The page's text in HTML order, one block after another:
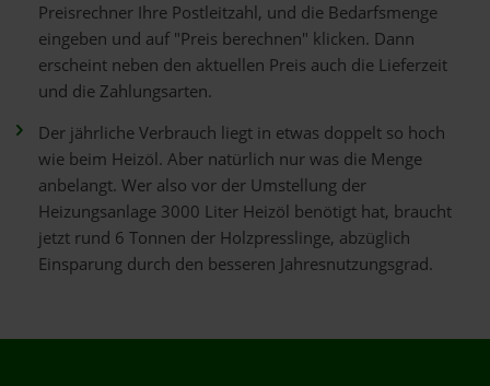
Preisrechner Ihre Postleitzahl, und die Bedarfsmenge
eingeben und auf "Preis berechnen" klicken. Dann
erscheint neben den aktuellen Preis auch die Lieferzeit
und die Zahlungsarten.
Der jährliche Verbrauch liegt in etwas doppelt so hoch
wie beim Heizöl. Aber natürlich nur was die Menge
anbelangt. Wer also vor der Umstellung der
Heizungsanlage 3000 Liter Heizöl benötigt hat, braucht
jetzt rund 6 Tonnen der Holzpresslinge, abzüglich
Einsparung durch den besseren Jahresnutzungsgrad.